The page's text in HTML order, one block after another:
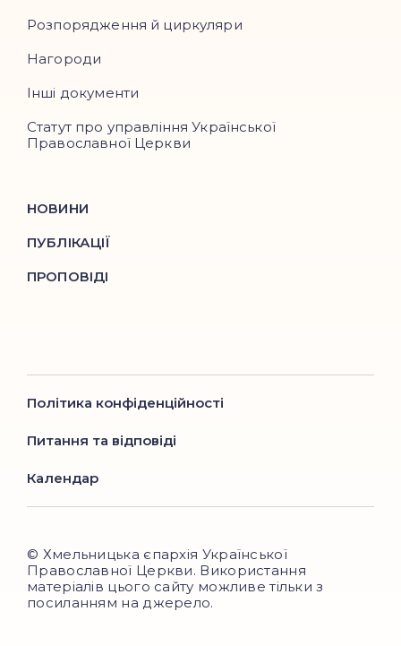
Розпорядження й циркуляри
Нагороди
Інші документи
Статут про управління Української
Православної Церкви
НОВИНИ
ПУБЛІКАЦІЇ
ПРОПОВІДІ
Політика конфіденційності
Питання та відповіді
Календар
© Хмельницька єпархія Української
Православної Церкви. Використання
матеріалів цього сайту можливе тільки з
посиланням на джерело.